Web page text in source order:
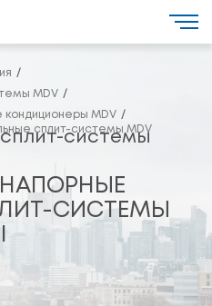
MDV
MDV
сплит-системы MDV
системы
СИСТЕМЫ